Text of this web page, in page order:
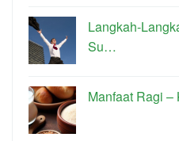
Langkah-
Su…
Manfaat Ragi